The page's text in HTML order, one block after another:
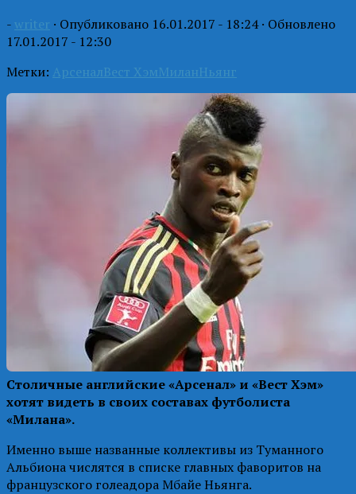
- writer · Опубликовано 16.01.2017 - 18:24· Обновлено
17.01.2017 - 12:30
Метки: АрсеналВест ХэмМиланНьянг
Столичные английские «Арсенал» и «Вест Хэм»
хотят видеть в своих составах футболиста
«Милана».
Именно выше названные коллективы из Туманного
Альбиона числятся в списке главных фаворитов на
французского голеадора Мбайе Ньянга.